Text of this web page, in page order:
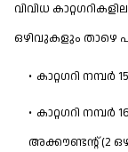
വിവിധ
ഒഴിവുകളും താഴെ
കാറ്റഗറി നമ്പർ
കാറ്റഗറി നമ്പർ
അക്കൗണ്ടന്റ് (2